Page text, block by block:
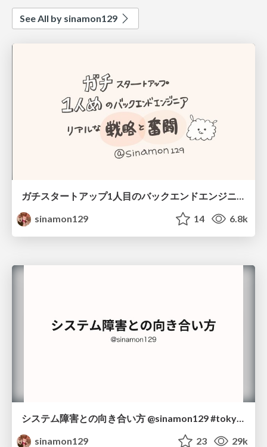
See All by sinamon129
ガチスタートアップ1人目のバックエンドエンジニアのリアルな戦略と奮闘 #railsdm2019 #railsdm2019b @sinamon129
sinamon129
14 6.8k
sinamon129
23 29k